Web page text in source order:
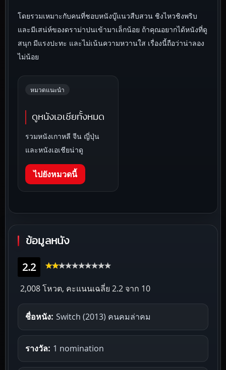
โดยรวมเหมาะกับคนที่ชอบหนังบู๊แนวสืบสวน ชิงไหวชิงพริบ
และมีเสน่ห์ของดราม่าปนเข้ามาเล็กน้อย ถ้าคุณอยากได้หนังที่ดู
สนุก มีแรงปะทะ และไม่เน้นความหวานใส เรื่องนี้ถือว่าน่าลอง
ไม่น้อย
หมวดแนะนำ
ดูหนังเอเชียทั้งหมด
รวมหนังเกาหลี จีน ญี่ปุ่น
และหนังเอเชียน่าดู
ไปยังหมวดนี้
ข้อมูลหนัง
2.2
2,008 โหวต, คะแนนเฉลี่ย 2.2 จาก 10
ชื่อหนัง: Switch (2013) คนคมล่าคม
รางวัล: 1 nomination